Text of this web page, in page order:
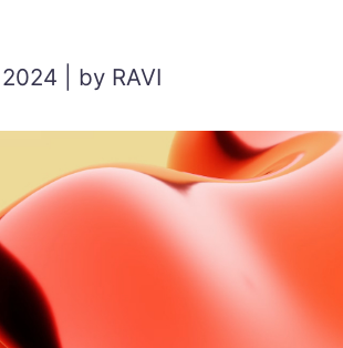
| by RAVI